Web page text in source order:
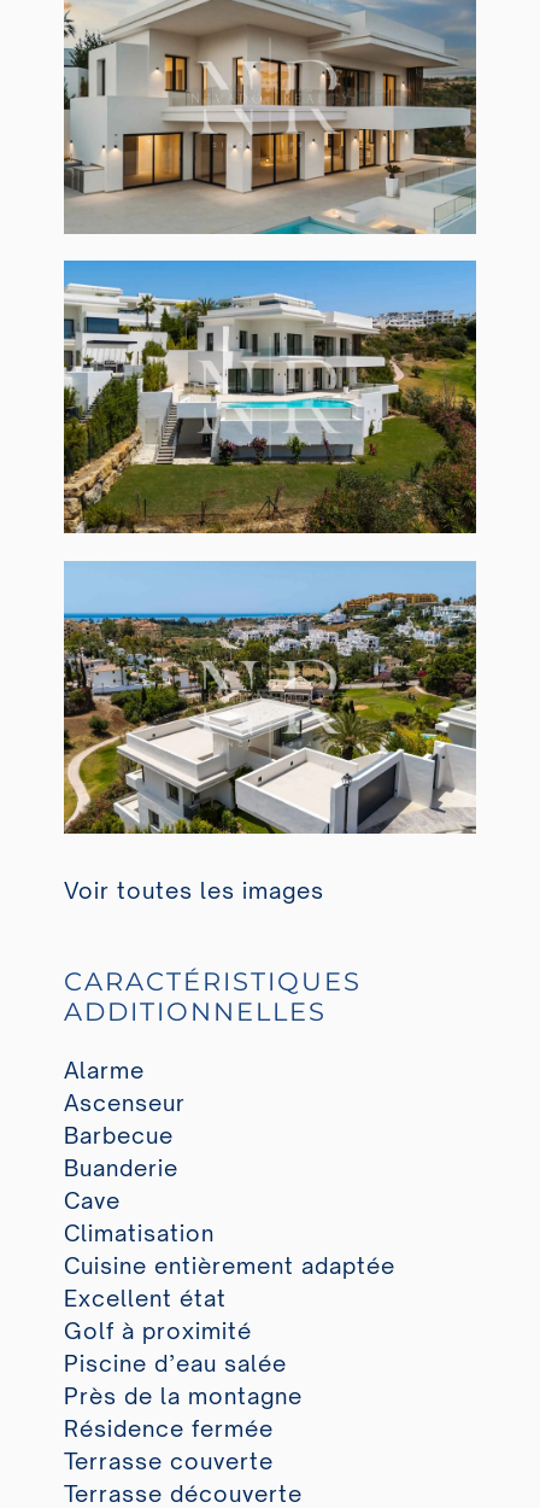
Voir toutes les images
CARACTÉRISTIQUES
ADDITIONNELLES
Alarme
Ascenseur
Barbecue
Buanderie
Cave
Climatisation
Cuisine entièrement adaptée
Excellent état
Golf à proximité
Piscine d’eau salée
Près de la montagne
Résidence fermée
Terrasse couverte
Terrasse découverte